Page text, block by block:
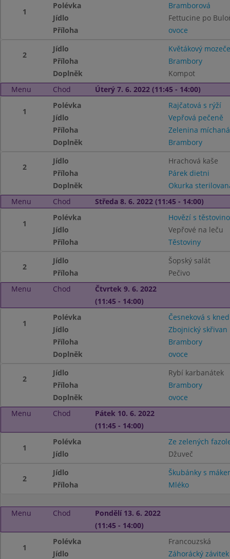
1
Polévka
Bramborová
Jídlo
Fettucine po
Příloha
ovoce
2
Jídlo
Květákový
Příloha
Brambory
Doplněk
Kompot
Menu
Chod Úterý 7. 6. 2022 (11:45 - 14:00)
1
Polévka
Rajčatová s rýží
Jídlo
Vepřová pečeně
Příloha
Zelenina míchaná
Doplněk
Brambory
2
Jídlo
Hrachová kaše
Příloha
Párek dietni
Doplněk
Okurka
Menu
Chod Středa 8. 6. 2022 (11:45 - 14:00)
1
Polévka
Hovězí s
Jídlo
Vepřové na leču
Příloha
Těstoviny
2
Jídlo
Šopský salát
Příloha
Pečivo
Menu
Chod
Čtvrtek 9. 6. 2022
(11:45 - 14:00)
1
Polévka
Česneková s
Jídlo
Zbojnický skřivan
Příloha
Brambory
Doplněk
ovoce
2
Jídlo
Rybí karbanátek
Příloha
Brambory
Doplněk
ovoce
Menu
Chod
Pátek 10. 6. 2022
(11:45 - 14:00)
1
Polévka
Ze zelených
Jídlo
Džuveč
2
Jídlo
Škubánky s
Příloha
Mléko
Menu Chod
Pondělí 13. 6. 2022
(11:45 - 14:00)
1
Polévka
Francouzská
Jídlo
Záhorácký závitek